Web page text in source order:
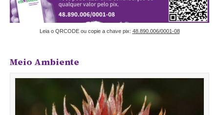
Leia o QRCODE ou copie a chave pix: 48.890.006/0001-08
Meio Ambiente